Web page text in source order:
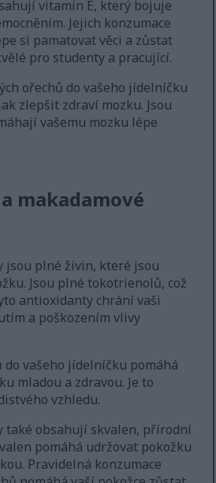
vitamín E, který bojuje
Jejich konzumace
si pamatovat věci a zůstat
pro studenty a pracující.
ořechů do vašeho jídelníčku
zlepšit zdraví mozku. Jsou
vašemu mozku lépe
makadamové
jsou plné živin, které jsou
Jsou plné tokotrienolů, což
antioxidanty chrání vaši
a poškozením vlivy
vašeho jídelníčku pomáhá
mladou a zdravou. Je to
vzhledu.
také obsahují skvalen, přírodní
pomáhá udržovat pokožku
Pravidelná konzumace